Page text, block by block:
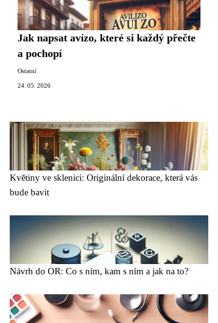
Jak napsat avízo, které si každý přečte
a pochopí
Ostatní
24. 05. 2026
Květiny ve sklenici: Originální dekorace, která vás
bude bavit
Návrh do OR: Co s ním, kam s ním a jak na to?